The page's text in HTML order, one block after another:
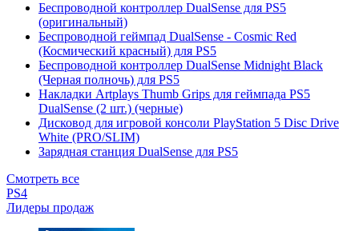
Беспроводной контроллер DualSense для PS5
(оригинальный)
Беспроводной геймпад DualSense - Cosmic Red
(Космический красный) для PS5
Беспроводной контроллер DualSense Midnight Black
(Черная полночь) для PS5
Накладки Artplays Thumb Grips для геймпада PS5
DualSense (2 шт.) (черные)
Дисковод для игровой консоли PlayStation 5 Disc Drive
White (PRO/SLIM)
Зарядная станция DualSense для PS5
Смотреть все
PS4
Лидеры продаж